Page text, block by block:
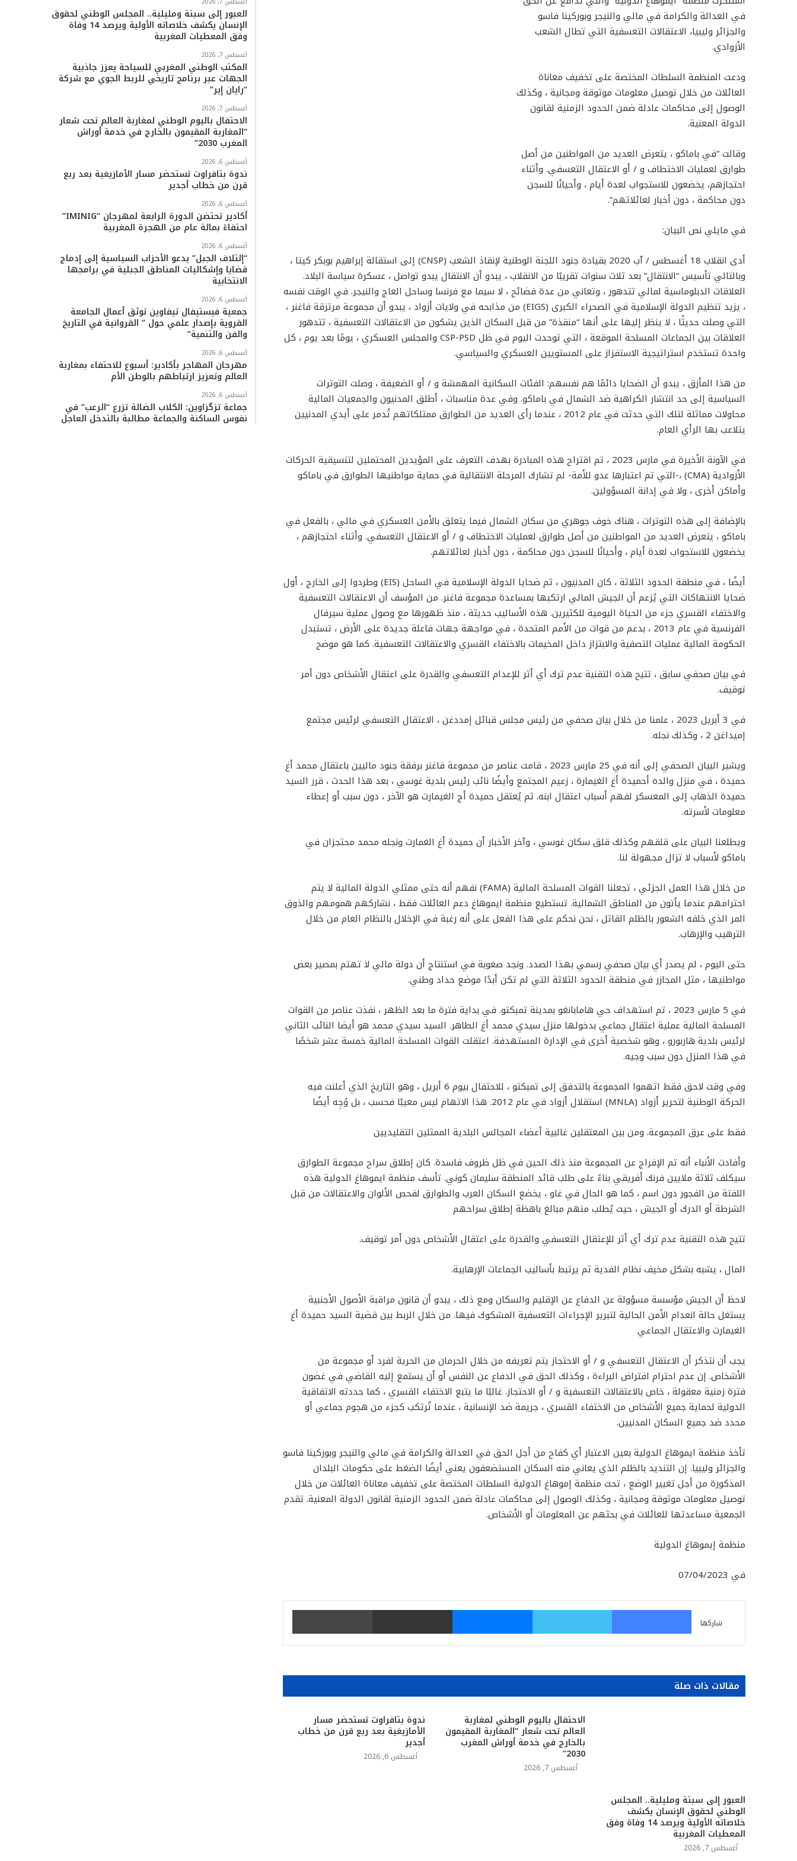
في العدالة والكرامة في مالي والنيجر وبوركينا فاسو
والجزائر وليبيا، الاعتقالات التعسفية التي تطال الشعب
الأزوادي.
ودعت المنظمة السلطات المختصة على تخفيف معاناة
العائلات من خلال توصيل معلومات موثوقة ومجانية ، وكذلك
الوصول إلى محاكمات عادلة ضمن الحدود الزمنية لقانون
الدولة المعنية.
وقالت “في باماكو ، يتعرض العديد من المواطنين من أصل
طوارق لعمليات الاختطاف و / أو الاعتقال التعسفي. وأثناء
احتجازهم، يخضعون للاستجواب لعدة أيام ، وأحيانًا للسجن
دون محاكمة ، دون أخبار لعائلاتهم”.
في مايلي نص البيان:
أدى انقلاب 18 أغسطس / آب 2020 بقيادة جنود اللجنة الوطنية لإنقاذ الشعب (CNSP) إلى استقالة إبراهيم بوبكر كيتا ،
وبالتالي تأسيس “الانتقال” بعد ثلاث سنوات تقريبًا من الانقلاب ، يبدو أن الانتقال يبدو تواصل ، عسكرة سياسة البلاد.
العلاقات الدبلوماسية لمالي تتدهور ، وتعاني من عدة فضائح ، لا سيما مع فرنسا وساحل العاج والنيجر. في الوقت نفسه
، يزيد تنظيم الدولة الإسلامية في الصحراء الكبرى (EIGS) من مذابحه في ولايات أزواد ، يبدو أن مجموعة مرتزقة فاغنر ،
التي وصلت حديثًا ، لا ينظر إليها على أنها “منقذة” من قبل السكان الذين يشكون من الاعتقالات التعسفية ، تتدهور
العلاقات بين الجماعات المسلحة الموقعة ، التي توحدت اليوم في ظل CSP-PSD والمجلس العسكري ، يومًا بعد يوم ، كل
واحدة تستخدم استراتيجية الاستفزاز على المستويين العسكري والسياسي.
من هذا المأزق ، يبدو أن الضحايا دائمًا هم نفسهم: الفئات السكانية المهمشة و / أو الضعيفة ، وصلت التوترات
السياسية إلى حد انتشار الكراهية ضد الشمال في باماكو. وفي عدة مناسبات ، أطلق المدنيون والجمعيات المالية
محاولات مماثلة لتلك التي حدثت في عام 2012 ، عندما رأى العديد من الطوارق ممتلكاتهم تُدمر على أيدي المدنيين
يتلاعب بها الرأي العام.
في الآونة الأخيرة في مارس 2023 ، تم اقتراح هذه المبادرة بهدف التعرف على المؤيدين المحتملين لتنسيقية الحركات
الأزوادية (CMA) ،-التي تم اعتبارها عدو للأمة- لم تشارك المرحلة الانتقالية في حماية مواطنيها الطوارق في باماكو
وأماكن أخرى ، ولا في إدانة المسؤولين.
بالإضافة إلى هذه التوترات ، هناك خوف جوهري من سكان الشمال فيما يتعلق بالأمن العسكري في مالي ، بالفعل في
باماكو ، يتعرض العديد من المواطنين من أصل طوارق لعمليات الاختطاف و / أو الاعتقال التعسفي. وأثناء احتجازهم ،
يخضعون للاستجواب لعدة أيام ، وأحيانًا للسجن دون محاكمة ، دون أخبار لعائلاتهم.
أيضًا ، في منطقة الحدود الثلاثة ، كان المدنيون ، ثم ضحايا الدولة الإسلامية في الساحل (EIS) وطردوا إلى الخارج ، أول
ضحايا الانتهاكات التي يُزعم أن الجيش المالي ارتكبها بمساعدة مجموعة فاغنر. من المؤسف أن الاعتقالات التعسفية
والاختفاء القسري جزء من الحياة اليومية للكثيرين. هذه الأساليب حديثة ، منذ ظهورها مع وصول عملية سيرفال
الفرنسية في عام 2013 ، بدعم من قوات من الأمم المتحدة ، في مواجهة جهات فاعلة جديدة على الأرض ، تستبدل
الحكومة المالية عمليات التصفية والابتزاز داخل المخيمات بالاختفاء القسري والاعتقالات التعسفية. كما هو موضح
في بيان صحفي سابق ، تتيح هذه التقنية عدم ترك أي أثر للإعدام التعسفي والقدرة على اعتقال الأشخاص دون أمر
توقيف.
في 3 أبريل 2023 ، علمنا من خلال بيان صحفي من رئيس مجلس قبائل إمددغن ، الاعتقال التعسفي لرئيس مجتمع
إميداغن 2 ، وكذلك نجله.
ويشير البيان الصحفي إلى أنه في 25 مارس 2023 ، قامت عناصر من مجموعة فاغنر برفقة جنود ماليين باعتقال محمد أغ
حميدة ، في منزل والده أحميدة أغ الغيمارة ، زعيم المجتمع وأيضًا نائب رئيس بلدية غوسي ، بعد هذا الحدث ، قرر السيد
حميدة الذهاب إلى المعسكر لفهم أسباب اعتقال ابنه. ثم يُعتقل حميدة أج الغيمارت هو الآخر ، دون سبب أو إعطاء
معلومات لأسرته.
ويطلعنا البيان على قلقهم وكذلك قلق سكان غوسي ، وآخر الأخبار أن حميدة أغ الغمارت ونجله محمد محتجزان في
باماكو لأسباب لا تزال مجهولة لنا.
من خلال هذا العمل الجزئي ، تجعلنا القوات المسلحة المالية (FAMA) نفهم أنه حتى ممثلي الدولة المالية لا يتم
احترامهم عندما يأتون من المناطق الشمالية. تستطيع منظمة ايموهاغ دعم العائلات فقط ، نشاركهم همومهم والذوق
المر الذي خلفه الشعور بالظلم القاتل ، نحن نحكم على هذا الفعل على أنه رغبة في الإخلال بالنظام العام من خلال
الترهيب والإرهاب.
حتى اليوم ، لم يصدر أي بيان صحفي رسمي بهذا الصدد. ونجد صعوبة في استنتاج أن دولة مالي لا تهتم بمصير بعض
مواطنيها ، مثل المجازر في منطقة الحدود الثلاثة التي لم تكن أبدًا موضع حداد وطني.
في 5 مارس 2023 ، تم استهداف حي هامابانغو بمدينة تمبكتو. في بداية فترة ما بعد الظهر ، نفذت عناصر من القوات
المسلحة المالية عملية اعتقال جماعي بدخولها منزل سيدي محمد أغ الطاهر. السيد سيدي محمد هو أيضا النائب الثاني
لرئيس بلدية هاربورو ، وهو شخصية أخرى في الإدارة المستهدفة. اعتقلت القوات المسلحة المالية خمسة عشر شخصًا
في هذا المنزل دون سبب وجيه.
وفي وقت لاحق فقط اتهموا المجموعة بالتدفق إلى تمبكتو ، للاحتفال بيوم 6 أبريل ، وهو التاريخ الذي أعلنت فيه
الحركة الوطنية لتحرير أزواد (MNLA) استقلال أزواد في عام 2012. هذا الاتهام ليس معيبًا فحسب ، بل وُجِه أيضًا
فقط على عرق المجموعة. ومن بين المعتقلين غالبية أعضاء المجالس البلدية الممثلين التقليديين
وأفادت الأنباء أنه تم الإفراج عن المجموعة منذ ذلك الحين في ظل ظروف فاسدة. كان إطلاق سراح مجموعة الطوارق
سيكلف ثلاثة ملايين فرنك أفريقي بناءً على طلب قائد المنطقة سليمان كوني. تأسف منظمة ايموهاغ الدولية هذه
اللفتة من الفجور دون اسم ، كما هو الحال في غاو ، يخضع السكان العرب والطوارق لفحص الألوان والاعتقالات من قبل
الشرطة أو الدرك أو الجيش ، حيث يُطلب منهم مبالغ باهظة إطلاق سراحهم
تتيح هذه التقنية عدم ترك أي أثر للإعتقال التعسفي والقدرة على اعتقال الأشخاص دون أمر توقيف.
المال ، يشبه بشكل مخيف نظام الفدية ثم يرتبط بأساليب الجماعات الإرهابية.
لاحظ أن الجيش مؤسسة مسؤولة عن الدفاع عن الإقليم والسكان ومع ذلك ، يبدو أن قانون مراقبة الأصول الأجنبية
يستغل حالة انعدام الأمن الحالية لتبرير الإجراءات التعسفية المشكوك فيها. من خلال الربط بين قضية السيد حميدة أغ
الغيمارت والاعتقال الجماعي
يجب أن نتذكر أن الاعتقال التعسفي و / أو الاحتجاز يتم تعريفه من خلال الحرمان من الحرية لفرد أو مجموعة من
الأشخاص. إن عدم احترام افتراض البراءة ، وكذلك الحق في الدفاع عن النفس أو أن يستمع إليه القاضي في غضون
فترة زمنية معقولة ، خاص بالاعتقالات التعسفية و / أو الاحتجاز. غالبًا ما يتبع الاختفاء القسري ، كما حددته الاتفاقية
الدولية لحماية جميع الأشخاص من الاختفاء القسري ، جريمة ضد الإنسانية ، عندما تُرتكب كجزء من هجوم جماعي أو
محدد ضد جميع السكان المدنيين.
تأخذ منظمة ايموهاغ الدولية بعين الاعتبار أي كفاح من أجل الحق في العدالة والكرامة في مالي والنيجر وبوركينا فاسو
والجزائر وليبيا. إن التنديد بالظلم الذي يعاني منه السكان المستضعفون يعني أيضًا الضغط على حكومات البلدان
المذكورة من أجل تغيير الوضع ، تحث منظمة إموهاغ الدولية السلطات المختصة على تخفيف معاناة العائلات من خلال
توصيل معلومات موثوقة ومجانية ، وكذلك الوصول إلى محاكمات عادلة ضمن الحدود الزمنية لقانون الدولة المعنية. تقدم
الجمعية مساعدتها للعائلات في بحثهم عن المعلومات أو الأشخاص.
منظمة إيموهاغ الدولية
في 07/04/2023
شاركها
فيسبوك تويتر ماسنجر مشاركة عبر البريد
مقالات ذات صلة
العبور إلى سبتة ومليلية.. المجلس
الوطني لحقوق الإنسان يكشف
خلاصاته الأولية ويرصد 14 وفاة وفق
المعطيات المغربية
أغسطس 7, 2026
الاحتفال باليوم الوطني لمغاربة
العالم تحت شعار “المغاربة المقيمون
بالخارج في خدمة أوراش المغرب
2030”
أغسطس 7, 2026
ندوة بتافراوت تستحضر مسار
الأمازيغية بعد ربع قرن من خطاب
أجدير
أغسطس 6, 2026
ا
العبور إلى سبتة ومليلية.. المجلس الوطني لحقوق
الإنسان يكشف خلاصاته الأولية ويرصد 14 وفاة
وفق المعطيات المغربية
أغسطس 7, 2026
المكتب الوطني المغربي للسياحة يعزز جاذبية
الجهات عبر برنامج تاريخي للربط الجوي مع شركة
“رايان إير”
أغسطس 7, 2026
الاحتفال باليوم الوطني لمغاربة العالم تحت شعار
“المغاربة المقيمون بالخارج في خدمة أوراش
المغرب 2030”
أغسطس 6, 2026
ندوة بتافراوت تستحضر مسار الأمازيغية بعد ربع
قرن من خطاب أجدير
أغسطس 6, 2026
أكادير تحتضن الدورة الرابعة لمهرجان “IMINIG”
احتفاءً بمائة عام من الهجرة المغربية
أغسطس 6, 2026
“إئتلاف الجبل” يدعو الأحزاب السياسية إلى إدماج
قضايا وإشكاليات المناطق الجبلية في برامجها
الانتخابية
أغسطس 6, 2026
جمعية فيستيفال تيفاوين توثق أعمال الجامعة
القروية بإصدار علمي حول ” القروانية في التاريخ
والفن والتنمية”
أغسطس 6, 2026
مهرجان المهاجر بأكادير: أسبوع للاحتفاء بمغاربة
العالم وتعزيز ارتباطهم بالوطن الأم
أغسطس 6, 2026
جماعة تزگزاوين: الكلاب الضالة تزرع “الرعب” في
نفوس الساكنة والجماعة مطالبة بالتدخل العاجل